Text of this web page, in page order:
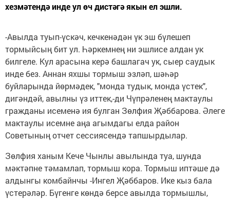
хезмәтендә инде ул өч дистәгә якын ел эшли.
-Авылда туып-үскәч, кечкенәдән үк эш бүлешеп
тормыйсың бит ул. Һәркемнең ни эшлисе алдан ук
билгеле. Кул арасына керә башлагач ук, сыер саудык
инде без. Аннан яхшы тормыш эзләп, шәһәр
буйларында йөрмәдек, "монда тудык, монда үстек",
дигәндәй, авылны үз иттек,-ди Чүпрәленең мактаулы
гражданы исеменә ия булган Зөлфия Җәббарова. Әлеге
мактаулы исемне аңа агымдагы елда район
Советының отчет сессиясендә тапшырдылар.
Зөлфия ханым Кече Чынлы авылында туа, шунда
мәктәпне тәмамлап, тормыш кора. Тормыш иптәше дә
алдынгы комбайнчы -Ингел Җәббаров. Ике кыз бала
үстерәләр. Бүгенге көндә берсе авылда тормышлы,